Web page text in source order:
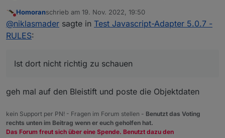
und das ist auch schon etwas her, daher muss ich
mich noch etwas einfinden.
Nicht stören
Homoranschrieb am 19. Nov. 2022, 19:50
zuletzt editiert von
@niklasmader sagte in Test Javascript-Adapter 5.0.7 -
RULES:
Ist dort nicht richtig zu schauen
geh mal auf den Bleistift und poste die Objektdaten
kein Support per PN! - Fragen im Forum stellen - Benutzt das Voting
rechts unten im Beitrag wenn er euch geholfen hat.
Das Forum freut sich über eine Spende. Benutzt dazu den